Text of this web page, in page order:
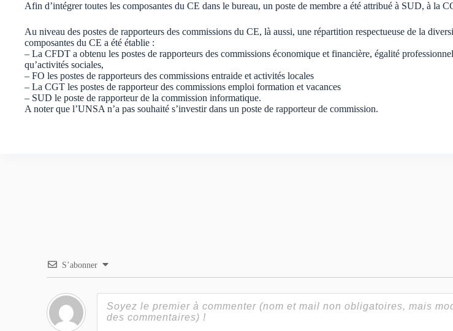
Afin d’intégrer toutes les composantes du CE dans le bureau, un poste de membre a été attribué à SUD, à la
Au niveau des postes de rapporteurs des commissions du CE, là aussi, une répartition respectueuse de la
composantes du CE a été établie :
– La CFDT a obtenu les postes de rapporteurs des commissions économique et financière, égalité
qu’activités sociales,
– FO les postes de rapporteurs des commissions entraide et activités locales
– La CGT les postes de rapporteur des commissions emploi formation et vacances
– SUD le poste de rapporteur de la commission informatique.
A noter que l’UNSA n’a pas souhaité s’investir dans un poste de rapporteur de commission.
S’abonner